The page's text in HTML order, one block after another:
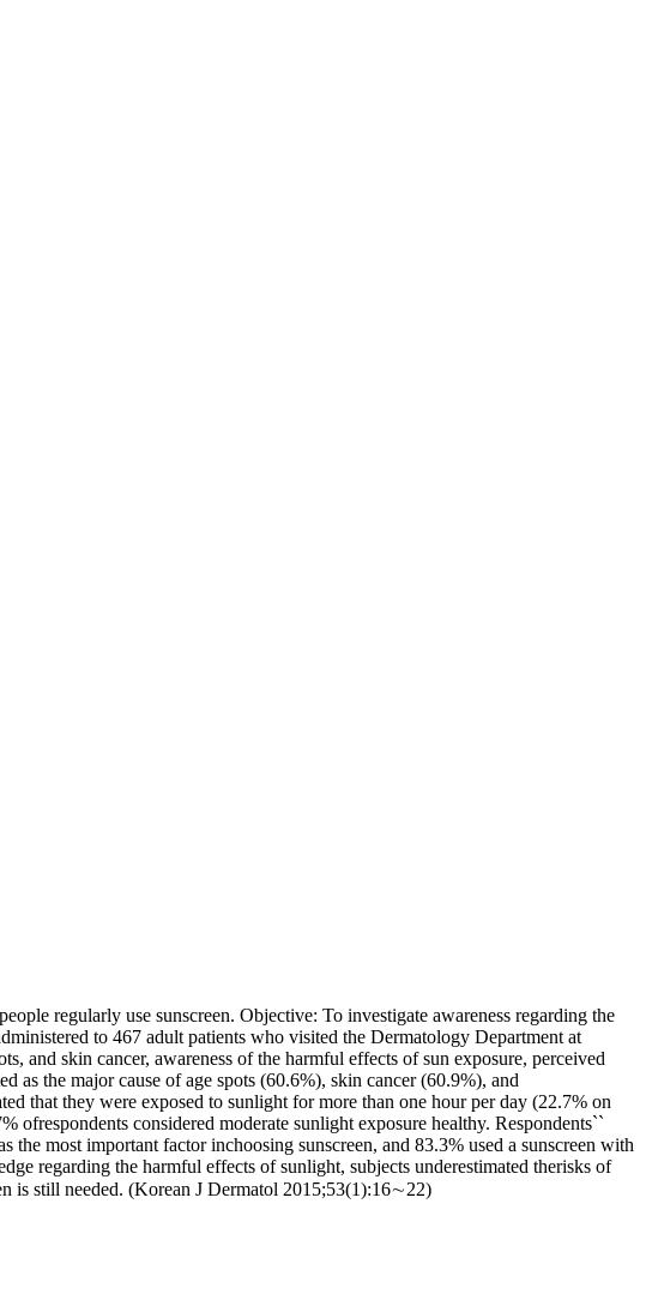
regularly use sunscreen. Objective: To investigate awareness regarding the
to 467 adult patients who visited the Dermatology Department at
and skin cancer, awareness of the harmful effects of sun exposure, perceived
as the major cause of age spots (60.6%), skin cancer (60.9%), and
that they were exposed to sunlight for more than one hour per day (22.7% on
considered moderate sunlight exposure healthy. Respondents``
the most important factor inchoosing sunscreen, and 83.3% used a sunscreen with
regarding the harmful effects of sunlight, subjects underestimated therisks of
is still needed. (Korean J Dermatol 2015;53(1):16∼22)